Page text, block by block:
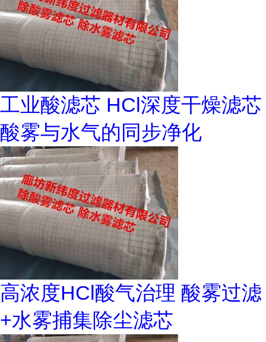
工业酸滤芯 HCl深度干燥滤芯
酸雾与水气的同步净化
高浓度HCl酸气治理 酸雾过滤
+水雾捕集除尘滤芯